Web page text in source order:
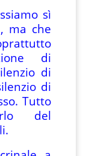
sì
ma che
di
di
di
Tutto
del